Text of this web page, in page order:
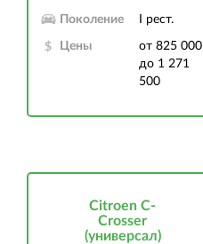
Поколение I рест.
Цены
от 825 000
до 1 271
500
Citroen C-
Crosser
(универсал)